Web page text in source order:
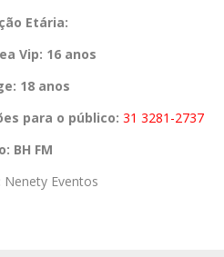
Etária:
Vip: 16 anos
18 anos
para o público: 31 3281-2737
BH FM
Nenety Eventos